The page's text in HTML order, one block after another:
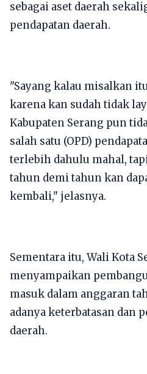
sebagai aset daerah
pendapatan daerah.
"Sayang kalau misalkan
karena kan sudah tidak
Kabupaten Serang pun
salah satu (OPD)
terlebih dahulu mahal,
tahun demi tahun kan
kembali," jelasnya.
Sementara itu, Wali Kota
menyampaikan
masuk dalam anggaran
adanya keterbatasan dan
daerah.